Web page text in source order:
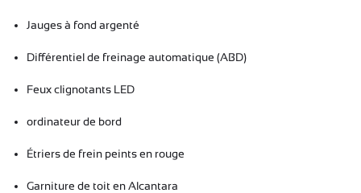
Jauges à fond argenté
Différentiel de freinage automatique (ABD)
Feux clignotants LED
ordinateur de bord
Étriers de frein peints en rouge
Garniture de toit en Alcantara